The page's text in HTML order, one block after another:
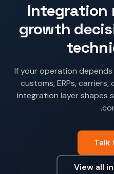
Integration
growth
If your operation depends
customs, ERPs,
integration layer shapes
Talk
View all